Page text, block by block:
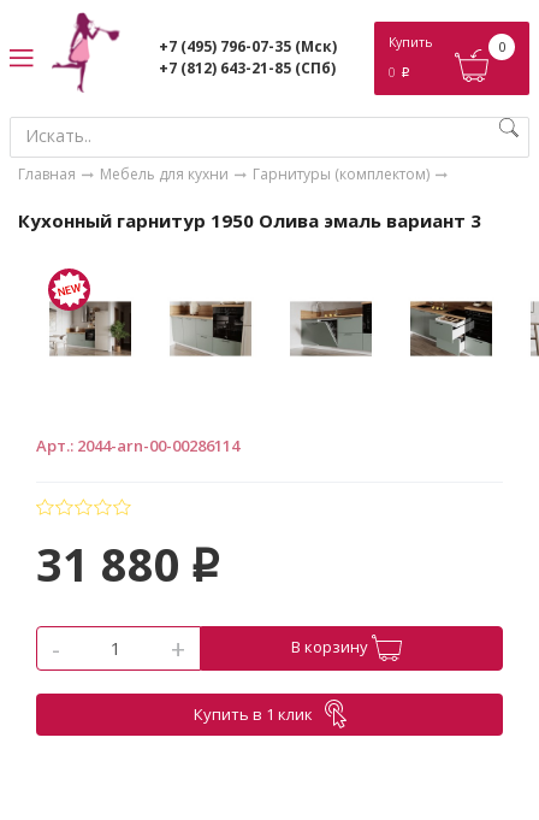
+7 (495) 796-07-35 (Мск)
+7 (812) 643-21-85 (СПб)
Купить
0 p
0
Главная Мебель для кухни Гарнитуры (комплектом)
Кухонный гарнитур 1950 Олива эмаль вариант 3
Арт.: 2044-arn-00-00286114
31 880 p
- + В корзину
Купить в 1 клик